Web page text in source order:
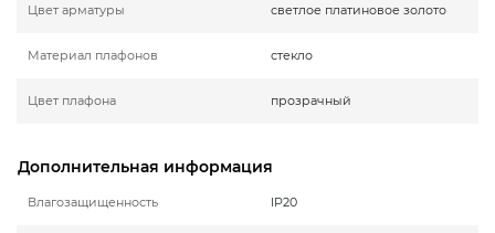
Цвет арматуры
светлое платиновое золото
Материал плафонов стекло
Цвет плафона прозрачный
Дополнительная информация
Влагозащищенность IP20